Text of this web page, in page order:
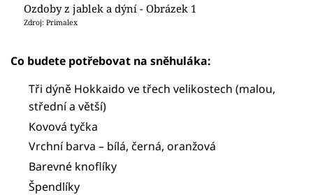
Ozdoby z jablek a dýní - Obrázek 1
Zdroj: Primalex
Co budete potřebovat na sněhuláka:
Tři dýně Hokkaido ve třech velikostech (malou,
střední a větší)
Kovová tyčka
Vrchní barva – bílá, černá, oranžová
Barevné knoflíky
Špendlíky